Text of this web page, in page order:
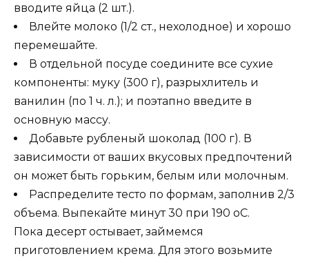
вводите яйца (2 шт.).
Влейте молоко (1/2 ст., нехолодное) и хорошо
перемешайте.
В отдельной посуде соедините все сухие
компоненты: муку (300 г), разрыхлитель и
ванилин (по 1 ч. л.); и поэтапно введите в
основную массу.
Добавьте рубленый шоколад (100 г). В
зависимости от ваших вкусовых предпочтений
он может быть горьким, белым или молочным.
Распределите тесто по формам, заполнив 2/3
объема. Выпекайте минут 30 при 190 оС.
Пока десерт остывает, займемся
приготовлением крема. Для этого возьмите